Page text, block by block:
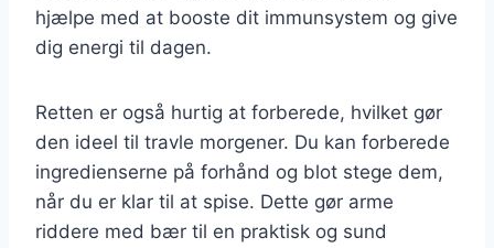
hjælpe med at booste dit immunsystem og give
dig energi til dagen.
Retten er også hurtig at forberede, hvilket gør
den ideel til travle morgener. Du kan forberede
ingredienserne på forhånd og blot stege dem,
når du er klar til at spise. Dette gør arme
riddere med bær til en praktisk og sund